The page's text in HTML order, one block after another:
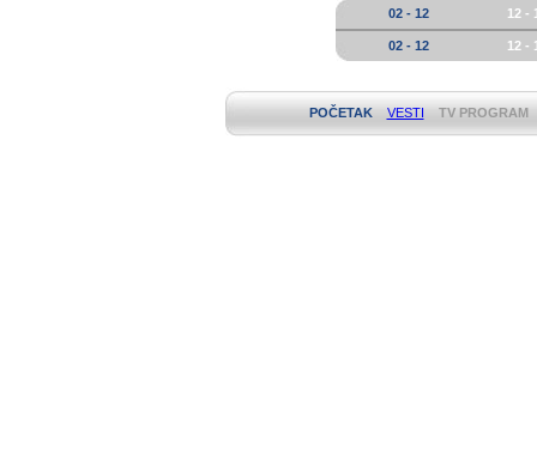
02 - 12
12 -
02 - 12 12 -
POČETAK VESTI TV PROGRAM